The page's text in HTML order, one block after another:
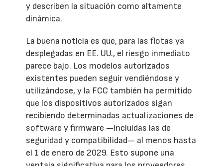
y describen la situación como altamente
dinámica.
La buena noticia es que, para las flotas ya
desplegadas en EE. UU., el riesgo inmediato
parece bajo. Los modelos autorizados
existentes pueden seguir vendiéndose y
utilizándose, y la FCC también ha permitido
que los dispositivos autorizados sigan
recibiendo determinadas actualizaciones de
software y firmware —incluidas las de
seguridad y compatibilidad— al menos hasta
el 1 de enero de 2029. Esto supone una